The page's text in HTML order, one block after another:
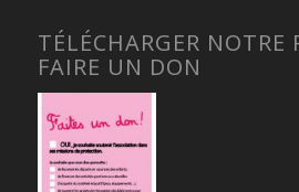
TÉLÉCHARGER NOTRE
FAIRE UN DON